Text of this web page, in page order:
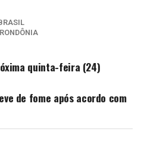
quinta-feira (24)
de fome após acordo com